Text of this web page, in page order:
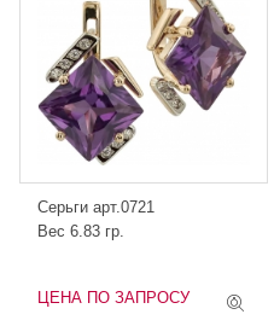
Серьги арт.0721
Вес 6.83 гр.
ЦЕНА ПО ЗАПРОСУ